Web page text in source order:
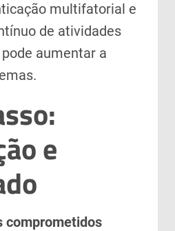
multifatorial e
de atividades
aumentar a
e
comprometidos